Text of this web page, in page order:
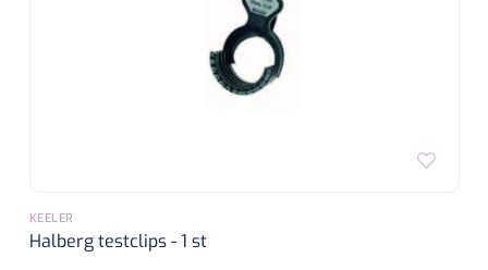
KEELER
Halberg testclips - 1 st